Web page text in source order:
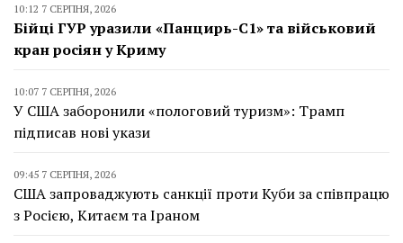
10:12 7 СЕРПНЯ, 2026
Бійці ГУР уразили «Панцирь-С1» та військовий
кран росіян у Криму
10:07 7 СЕРПНЯ, 2026
У США заборонили «пологовий туризм»: Трамп
підписав нові укази
09:45 7 СЕРПНЯ, 2026
США запроваджують санкції проти Куби за співпрацю
з Росією, Китаєм та Іраном